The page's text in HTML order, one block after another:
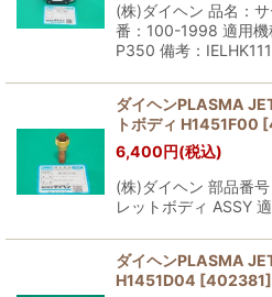
(株)ダイヘン 品名：
番：100-1998 適用
P350 備考：
ダイヘンPLASMA
トボディ H1451F00 [
6,400円(税込)
(株)ダイヘン 部品番
レットボディ ASSY
ダイヘンPLASMA
H1451D04 [402381]